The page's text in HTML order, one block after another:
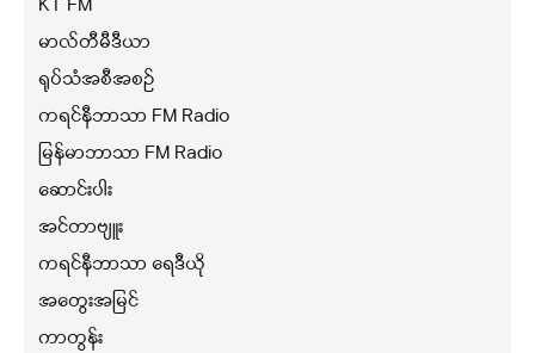
KT FM
မာလ်တီမီဒီယာ
ရုပ်သံအစီအစဉ်
ကရင်နီဘာသာ FM Radio
မြန်မာဘာသာ FM Radio
ဆောင်းပါး
အင်တာဗျူး
ကရင်နီဘာသာ ရေဒီယို
အတွေးအမြင်
ကာတွန်း